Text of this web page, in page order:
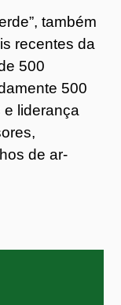
também
recentes da
500
500
e liderança
de ar-